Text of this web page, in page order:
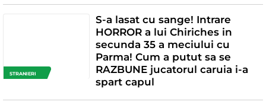
STRANIERI
S-a lasat cu sange! Intrare
HORROR a lui Chiriches in
secunda 35 a meciului cu
Parma! Cum a putut sa se
RAZBUNE jucatorul caruia i-a
spart capul